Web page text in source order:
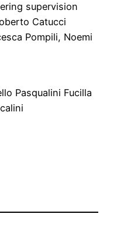
supervision
Catucci
Pompili, Noemi
Pasqualini Fucilla